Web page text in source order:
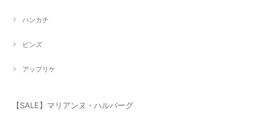
ハンカチ
ピンズ
アップリケ
【SALE】マリアンヌ・ハルバーグ